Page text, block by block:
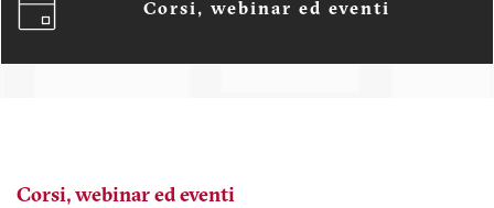
Corsi, webinar ed eventi
Corsi, webinar ed eventi